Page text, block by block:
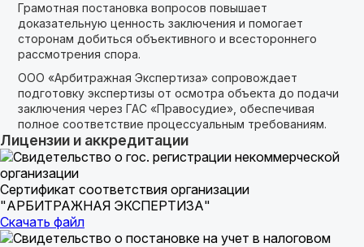
Грамотная постановка вопросов повышает
доказательную ценность заключения и помогает
сторонам добиться объективного и всестороннего
рассмотрения спора.
ООО «Арбитражная Экспертиза» сопровождает
подготовку экспертизы от осмотра объекта до подачи
заключения через ГАС «Правосудие», обеспечивая
полное соответствие процессуальным требованиям.
Лицензии и аккредитации
Сертификат соответствия организации
"АРБИТРАЖНАЯ ЭКСПЕРТИЗА"
Скачать файл